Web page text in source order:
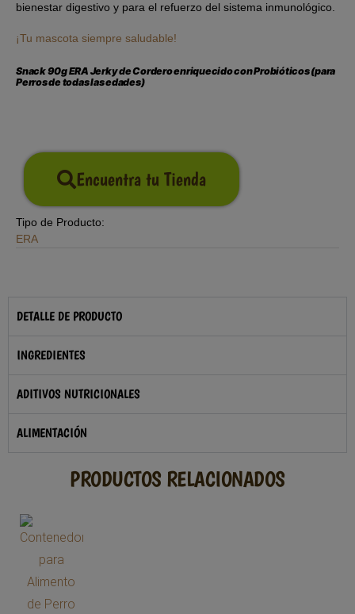
bienestar digestivo y para el refuerzo del sistema inmunológico.
¡Tu mascota siempre saludable!
Snack 90g ERA Jerky de Cordero enriquecido con Probióticos (para
Perros de todas las edades)
Encuentra tu Tienda
Tipo de Producto:
ERA
DETALLE DE PRODUCTO
INGREDIENTES
ADITIVOS NUTRICIONALES
ALIMENTACIÓN
PRODUCTOS RELACIONADOS